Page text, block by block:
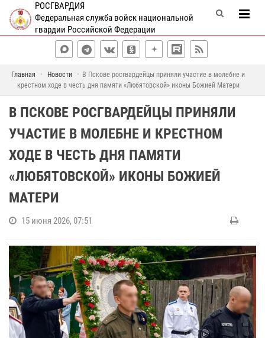
РОСГВАРДИЯ
Федеральная служба войск национальной
гвардии Российской Федерации
Главная Новости
В Пскове росгвардейцы приняли участие в молебне и
крестном ходе в честь дня памяти «Любятовской» иконы Божией Матери
В ПСКОВЕ РОСГВАРДЕЙЦЫ ПРИНЯЛИ
УЧАСТИЕ В МОЛЕБНЕ И КРЕСТНОМ
ХОДЕ В ЧЕСТЬ ДНЯ ПАМЯТИ
«ЛЮБЯТОВСКОЙ» ИКОНЫ БОЖИЕЙ
МАТЕРИ
15 июня 2026, 07:51